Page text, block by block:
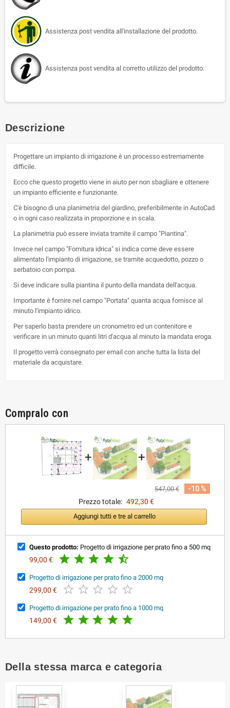
Assistenza post vendita all'installazione del prodotto.
Assistenza post vendita al corretto utilizzo del prodotto.
Descrizione
Progettare un impianto di irrigazione è un processo estremamente
difficile.
Ecco che questo progetto viene in aiuto per non sbagliare e ottenere
un impianto efficiente e funzionante.
C'è bisogno di una planimetria del giardino, preferibilmente in AutoCad
o in ogni caso realizzata in proporzione e in scala.
La planimetria può essere inviata tramite il campo "Piantina".
Invece nel campo "Fornitura idrica" si indica come deve essere
alimentato l'impianto di irrigazione, se tramite acquedotto, pozzo o
serbatoio con pompa.
Si deve indicare sulla piantina il punto della mandata dell'acqua.
Importante è fornire nel campo "Portata" quanta acqua fornisce al
minuto l'impianto idrico.
Per saperlo basta prendere un cronometro ed un contenitore e
verificare in un minuto quanti litri d'acqua al minuto la mandata eroga.
Il progetto verrà consegnato per email con anche tutta la lista del
materiale da acquistare.
Compralo con
+ +
547,00 €
-10 %
Prezzo totale: 492,30 €
Aggiungi tutti e tre al carrello
Questo prodotto: Progetto di irrigazione per prato fino a 500 mq
99,00 €     
Progetto di irrigazione per prato fino a 2000 mq
299,00 €     
Progetto di irrigazione per prato fino a 1000 mq
149,00 €     
Della stessa marca e categoria